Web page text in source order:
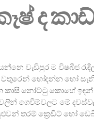
ද
වැඩිපුර ම විෂබීජ
හෝදන්න හෝ
කාසි නෝට්ටු කොහේ ඉඳන්
ගෙවීම්වලට මේ
තරම් ක්‍රෙඩිට් හෝ